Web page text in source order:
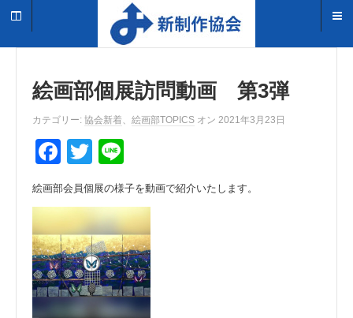
絵画部個展訪問動画 第3弾
カテゴリー: 協会新着、 絵画部TOPICS オン 2021年3月23日
F
a
c
e
b
o
o
T
wi
tt
er
n
e
絵画部会員個展の様子を動画で紹介いたします。